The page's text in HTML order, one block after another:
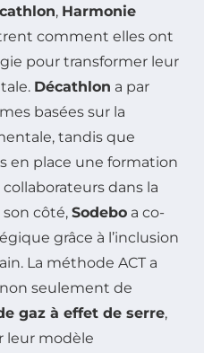
, Harmonie
comment elles ont
pour transformer leur
Décathlon a par
basées sur la
tandis que
en place une formation
dans la
côté, Sodebo a co-
grâce à l’inclusion
La méthode ACT a
seulement de
gaz à effet de serre,
leur modèle